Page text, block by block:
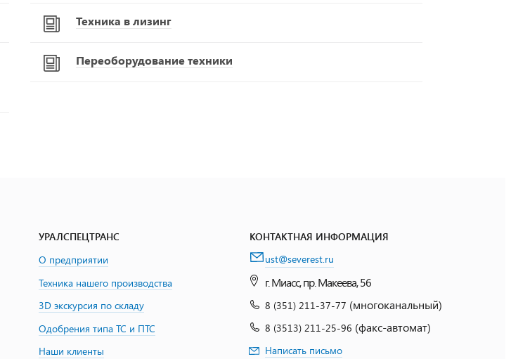
Техника в лизинг
Переоборудование техники
УРАЛСПЕЦТРАНС
О предприятии
Техника нашего производства
3D экскурсия по складу
Одобрения типа ТС и ПТС
Наши клиенты
КОНТАКТНАЯ ИНФОРМАЦИЯ
ust@severest.ru
г. Миасс, пр. Макеева, 56
8 (351) 211-37-77 (многоканальный)
8 (3513) 211-25-96 (факс-автомат)
Написать письмо